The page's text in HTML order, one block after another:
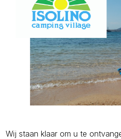
Wij staan klaar om u te